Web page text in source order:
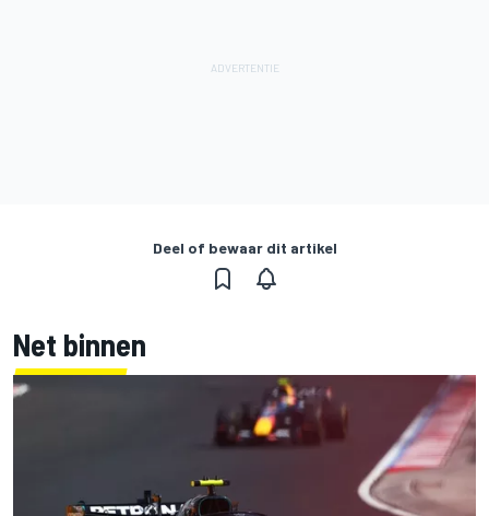
Deel of bewaar dit artikel
Net binnen